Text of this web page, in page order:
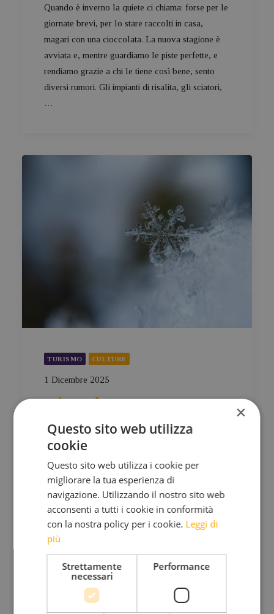
Quando è inverno la quiete ci chiama: forse per le
giornate brevi, per lo stare raccolti in casa,
magari con una cioccolata. La nuova stagione è
avviata e, mentre guardiamo le piste perfette, e
rendiamo grazie a chi le tiene così bene, sento
diversi rumori. Gli impianti di risalita, gli sciatori,
…
TURISMO CULTURE
1 Dicembre 2025
Dicembre, La
Promessa Che Si
Rinnova
by Michil Costa
Che bello il mese di dicembre. Come faremmo,
senza dicembre? Forse non potremmo fare questo
lavoro che ci è toccato in sorte, o che – ed è ciò
che mi auguro – ogni giorno scegliamo di fare.
e quella riapertura è ogni volta un momento
speciale. Dietro…
×
Questo sito web utilizza
cookie
Questo sito web utilizza i cookie per
migliorare la tua esperienza di
navigazione. Utilizzando il nostro sito web
acconsenti a tutti i cookie in conformità
con la nostra policy per i cookie. Leggi di
più
Strettamente
necessari
Performance